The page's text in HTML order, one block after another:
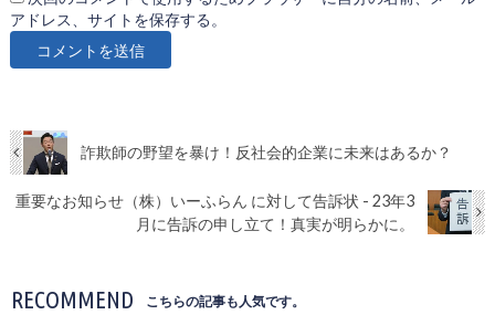
アドレス、サイトを保存する。
詐欺師の野望を暴け！反社会的企業に未来はあるか？
重要なお知らせ（株）いーふらん に対して告訴状 - 23年3
月に告訴の申し立て！真実が明らかに。
RECOMMEND こちらの記事も人気です。